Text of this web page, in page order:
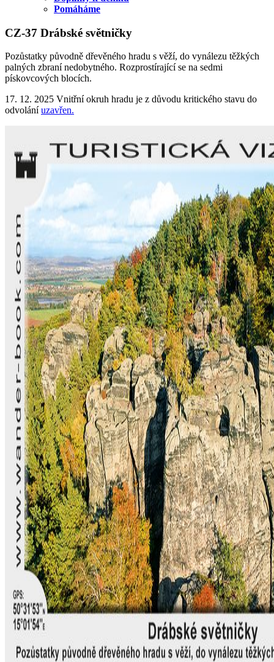
Pomáháme
CZ-37 Drábské světničky
Pozůstatky původně dřevěného hradu s věží, do vynálezu těžkých
palných zbraní nedobytného. Rozprostírající se na sedmi
pískovcových blocích.
17. 12. 2025 Vnitřní okruh hradu je z důvodu kritického stavu do
odvoláníuzavřen.